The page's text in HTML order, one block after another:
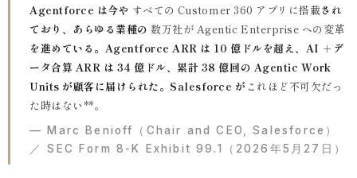
Agentforce は今や すべての Customer 360 アプリに搭載され
ており、あらゆる業種の数万社が Agentic Enterprise への変革
を進めている。Agentforce ARR は 10 億ドルを超え、AI ＋デ
ータ合算 ARR は 34 億ドル、累計 38 億回の Agentic Work
Units が顧客に届けられた。Salesforce が これほど不可欠だっ
た時はない**。
Marc Benioff（Chair and CEO, Salesforce）
／ SEC Form 8-K Exhibit 99.1（2026年5月27日）